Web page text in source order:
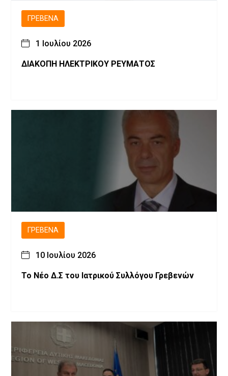
ΓΡΕΒΕΝΆ
1 Ιουλίου 2026
ΔΙΑΚΟΠΗ ΗΛΕΚΤΡΙΚΟΥ ΡΕΥΜΑΤΟΣ
ΓΡΕΒΕΝΆ
10 Ιουλίου 2026
Το Νέο Δ.Σ του Ιατρικού Συλλόγου Γρεβενών